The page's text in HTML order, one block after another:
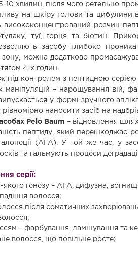
10 хвилин, після чого ретельно
на шкіру голови та цибулини
висококонцентрований розчин
туї, горця та біотин.
засобу глибоко
можна додатково
4-х годин.
під контролем з пептидною серією
маніпуляцій – нарощування вій,
у формі зручного
наносити засіб на
Pelo Baum – відновлення
пептиду, який перешкоджає
алопеції (АГА). У той же час, у
та гальмують процеси
серії:
якого генезу – АГА, дифузна,
волосся;
після соматичних
– фарбування, ламінування та
волосся, що повільне росте;